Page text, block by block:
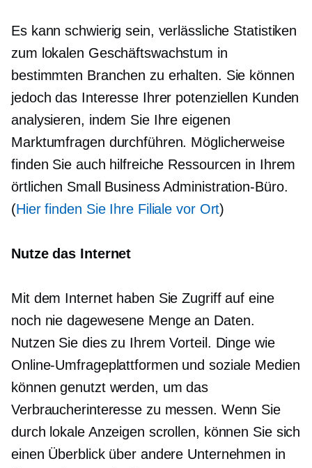
Es kann schwierig sein, verlässliche Statistiken
zum lokalen Geschäftswachstum in
bestimmten Branchen zu erhalten. Sie können
jedoch das Interesse Ihrer potenziellen Kunden
analysieren, indem Sie Ihre eigenen
Marktumfragen durchführen. Möglicherweise
finden Sie auch hilfreiche Ressourcen in Ihrem
örtlichen Small Business Administration-Büro.
(Hier finden Sie Ihre Filiale vor Ort)
Nutze das Internet
Mit dem Internet haben Sie Zugriff auf eine
noch nie dagewesene Menge an Daten.
Nutzen Sie dies zu Ihrem Vorteil. Dinge wie
Online-Umfrageplattformen und soziale Medien
können genutzt werden, um das
Verbraucherinteresse zu messen. Wenn Sie
durch lokale Anzeigen scrollen, können Sie sich
einen Überblick über andere Unternehmen in